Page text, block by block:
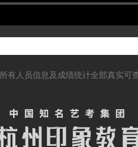
所有人员信息及成绩统计全部真实可